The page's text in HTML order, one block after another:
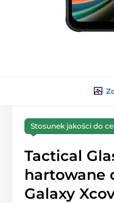
Stosunek jakości do
Tactical
hartowane
Galaxy